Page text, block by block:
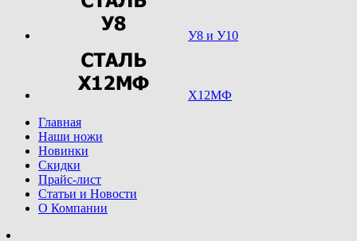
У8 и У10
Х12МФ
Главная
Наши ножи
Новинки
Скидки
Прайс-лист
Статьи и Новости
О Компании